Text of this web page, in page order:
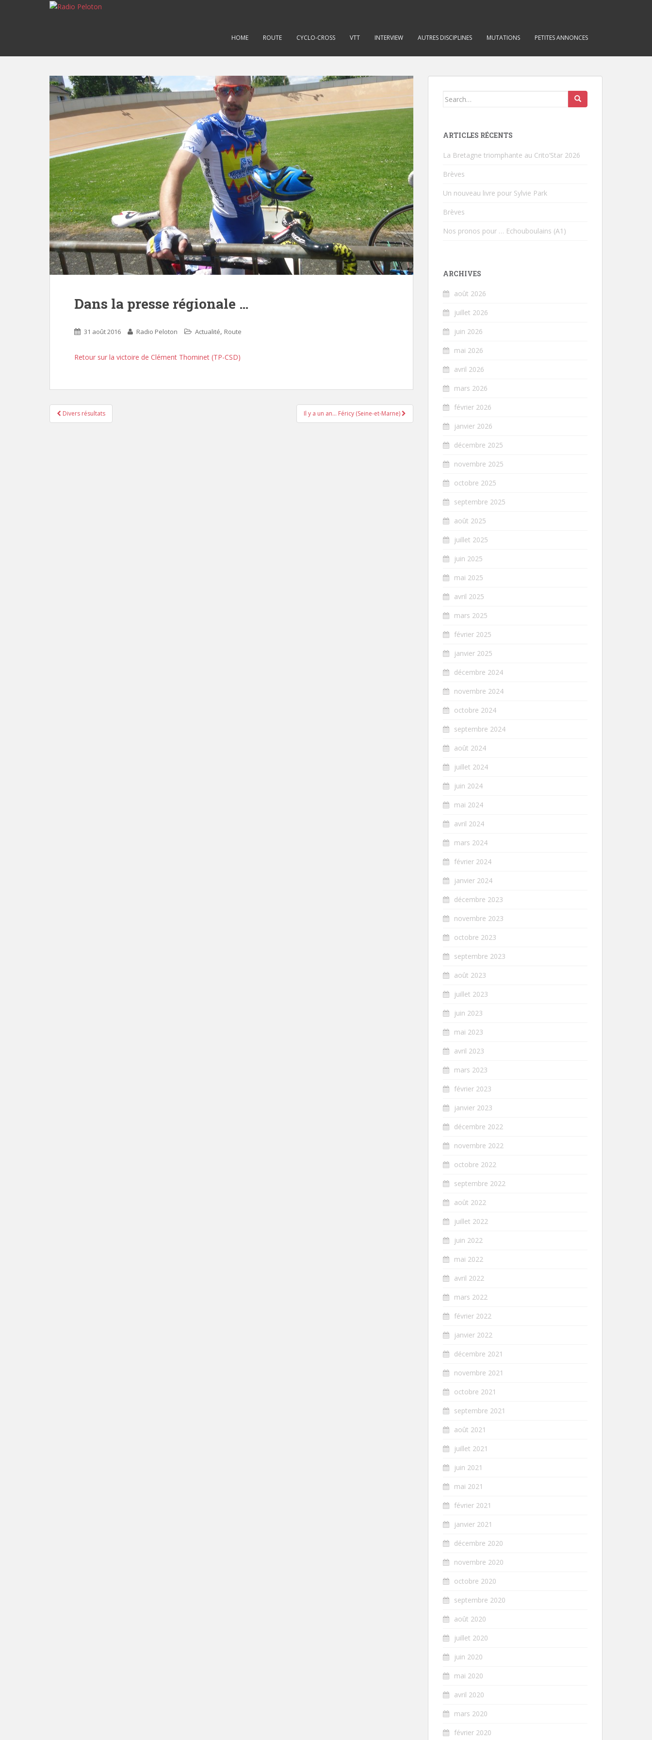
HOME ROUTE CYCLO-CROSS VTT INTERVIEW AUTRES DISCIPLINES MUTATIONS PETITES ANNONCES
Dans la presse régionale …
31 août 2016 Radio Peloton Actualité, Route
Retour sur la victoire de Clément Thominet (TP-CSD)
Pagination d'article
Divers résultats Il y a un an… Féricy (Seine-et-Marne)
Search for:
ARTICLES RÉCENTS
La Bretagne triomphante au Crito’Star 2026
Brèves
Un nouveau livre pour Sylvie Park
Brèves
Nos pronos pour … Echouboulains (A1)
ARCHIVES
août 2026
juillet 2026
juin 2026
mai 2026
avril 2026
mars 2026
février 2026
janvier 2026
décembre 2025
novembre 2025
octobre 2025
septembre 2025
août 2025
juillet 2025
juin 2025
mai 2025
avril 2025
mars 2025
février 2025
janvier 2025
décembre 2024
novembre 2024
octobre 2024
septembre 2024
août 2024
juillet 2024
juin 2024
mai 2024
avril 2024
mars 2024
février 2024
janvier 2024
décembre 2023
novembre 2023
octobre 2023
septembre 2023
août 2023
juillet 2023
juin 2023
mai 2023
avril 2023
mars 2023
février 2023
janvier 2023
décembre 2022
novembre 2022
octobre 2022
septembre 2022
août 2022
juillet 2022
juin 2022
mai 2022
avril 2022
mars 2022
février 2022
janvier 2022
décembre 2021
novembre 2021
octobre 2021
septembre 2021
août 2021
juillet 2021
juin 2021
mai 2021
février 2021
janvier 2021
décembre 2020
novembre 2020
octobre 2020
septembre 2020
août 2020
juillet 2020
juin 2020
mai 2020
avril 2020
mars 2020
février 2020